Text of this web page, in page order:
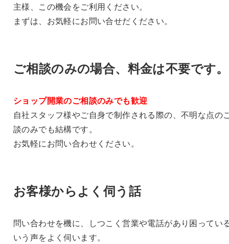
主様、この機会をご利用ください。
まずは、お気軽にお問い合せだください。
ご相談のみの場合、料金は不要です。
ショップ開業のご相談のみでも歓迎
自社スタッフ様やご自身で制作される際の、不明な点の
談のみでも結構です。
お気軽にお問い合わせください。
お客様からよく伺う話
問い合わせを機に、しつこく営業や電話があり困ってい
いう声をよく伺います。